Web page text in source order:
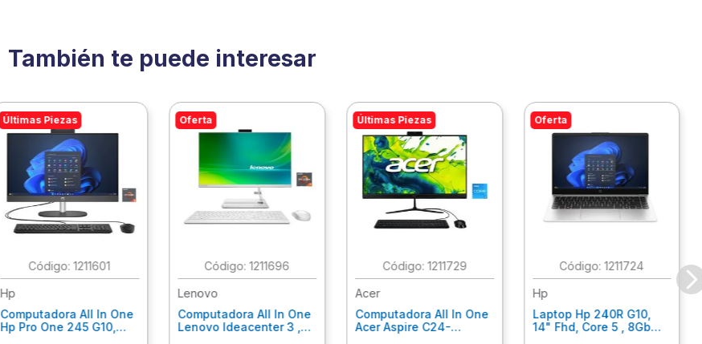
También te puede interesar
Últimas Piezas
:1211601
Hp
Computadora All In One
Hp Pro One 245 G10,
Oferta
:1211696
Lenovo
Computadora All In One
Lenovo Ideacenter 3 ,
Últimas Piezas
: 1211729
Acer
Computadora All In One
Acer Aspire C24-
Oferta
:1211724
Hp
Laptop Hp 240R G10,
14" Fhd, Core 5 , 8Gb